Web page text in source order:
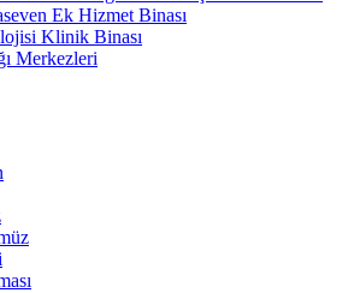
Ek Hizmet Binası
Klinik Binası
Merkezleri